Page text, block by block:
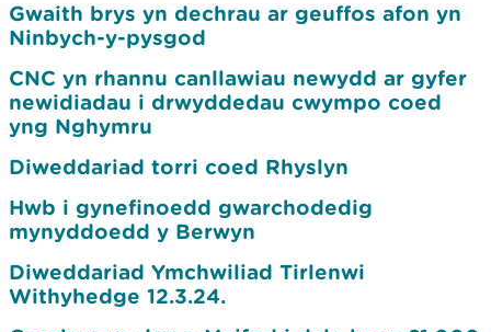
Gwaith brys yn dechrau ar geuffos afon yn
Ninbych-y-pysgod
CNC yn rhannu canllawiau newydd ar gyfer
newidiadau i drwyddedau cwympo coed
yng Nghymru
Diweddariad torri coed Rhyslyn
Hwb i gynefinoedd gwarchodedig
mynyddoedd y Berwyn
Diweddariad Ymchwiliad Tirlenwi
Withyhedge 12.3.24.